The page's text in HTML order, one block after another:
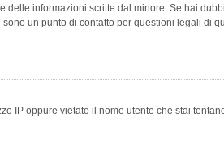
informazioni scritte dal minore. Se hai
un punto di contatto per questioni legali di
IP oppure vietato il nome utente che stai